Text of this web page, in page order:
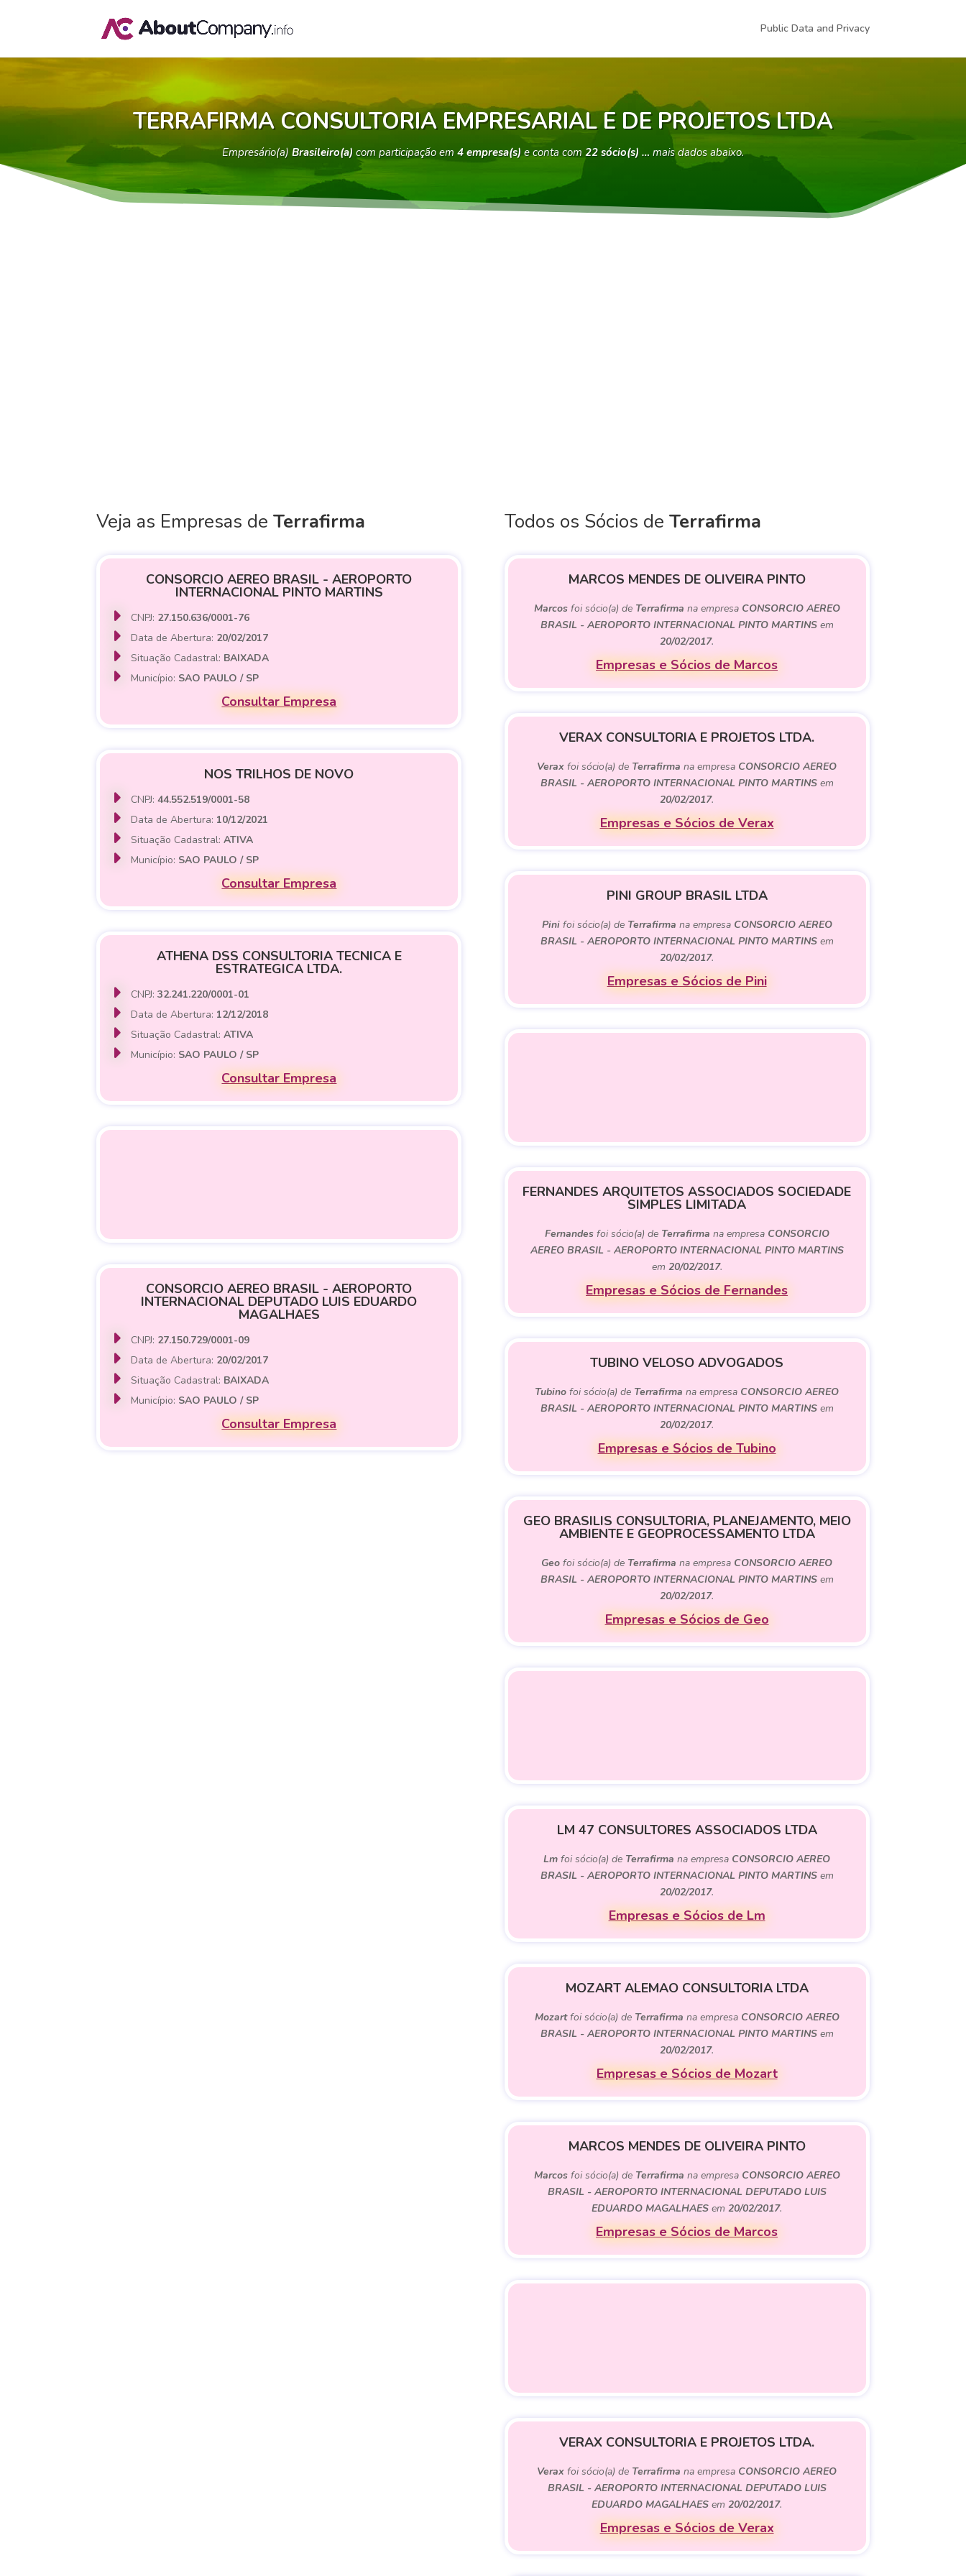
Public Data and Privacy
TERRAFIRMA CONSULTORIA EMPRESARIAL E DE PROJETOS LTDA
Empresário(a) Brasileiro(a) com participação em 4 empresa(s)e conta com 22 sócio(s) … mais dados abaixo.
Veja as Empresas deTerrafirma
CONSORCIO AEREO BRASIL - AEROPORTO
INTERNACIONAL PINTO MARTINS
CNPJ: 27.150.636/0001-76
Data de Abertura: 20/02/2017
Situação Cadastral: BAIXADA
Município: SAO PAULO / SP
Consultar Empresa
NOS TRILHOS DE NOVO
CNPJ:44.552.519/0001-58
Data de Abertura: 10/12/2021
Situação Cadastral:ATIVA
Município: SAO PAULO / SP
Consultar Empresa
ATHENA DSS CONSULTORIA TECNICA E
ESTRATEGICA LTDA.
CNPJ:32.241.220/0001-01
Data de Abertura: 12/12/2018
Situação Cadastral:ATIVA
Município: SAO PAULO / SP
Consultar Empresa
CONSORCIO AEREO BRASIL - AEROPORTO
INTERNACIONAL DEPUTADO LUIS EDUARDO
MAGALHAES
CNPJ: 27.150.729/0001-09
Data de Abertura: 20/02/2017
Situação Cadastral: BAIXADA
Município: SAO PAULO / SP
Consultar Empresa
Todos os Sócios de Terrafirma
MARCOS MENDES DE OLIVEIRA PINTO
Marcosfoi sócio(a) de Terrafirma na empresa CONSORCIO AEREO
BRASIL - AEROPORTO INTERNACIONAL PINTO MARTINSem
20/02/2017.
Empresas e Sócios de Marcos
VERAX CONSULTORIA E PROJETOS LTDA.
Verax foi sócio(a) de Terrafirma na empresa CONSORCIO AEREO
BRASIL - AEROPORTO INTERNACIONAL PINTO MARTINSem
20/02/2017.
Empresas e Sócios de Verax
PINI GROUP BRASIL LTDA
Pinifoi sócio(a) de Terrafirma na empresa CONSORCIO AEREO
BRASIL - AEROPORTO INTERNACIONAL PINTO MARTINSem
20/02/2017.
Empresas e Sócios de Pini
FERNANDES ARQUITETOS ASSOCIADOS SOCIEDADE
SIMPLES LIMITADA
Fernandesfoi sócio(a) de Terrafirma na empresa CONSORCIO
AEREO BRASIL - AEROPORTO INTERNACIONAL PINTO MARTINS
em 20/02/2017.
Empresas e Sócios de Fernandes
TUBINO VELOSO ADVOGADOS
Tubino foi sócio(a) de Terrafirma na empresa CONSORCIO AEREO
BRASIL - AEROPORTO INTERNACIONAL PINTO MARTINSem
20/02/2017.
Empresas e Sócios de Tubino
GEO BRASILIS CONSULTORIA, PLANEJAMENTO, MEIO
AMBIENTE E GEOPROCESSAMENTO LTDA
Geo foi sócio(a) de Terrafirma na empresa CONSORCIO AEREO
BRASIL - AEROPORTO INTERNACIONAL PINTO MARTINSem
20/02/2017.
Empresas e Sócios de Geo
LM 47 CONSULTORES ASSOCIADOS LTDA
Lm foi sócio(a) de Terrafirma na empresa CONSORCIO AEREO
BRASIL - AEROPORTO INTERNACIONAL PINTO MARTINSem
20/02/2017.
Empresas e Sócios de Lm
MOZART ALEMAO CONSULTORIA LTDA
Mozartfoi sócio(a) de Terrafirma na empresa CONSORCIO AEREO
BRASIL - AEROPORTO INTERNACIONAL PINTO MARTINSem
20/02/2017.
Empresas e Sócios de Mozart
MARCOS MENDES DE OLIVEIRA PINTO
Marcosfoi sócio(a) de Terrafirma na empresa CONSORCIO AEREO
BRASIL - AEROPORTO INTERNACIONAL DEPUTADO LUIS
EDUARDO MAGALHAES em20/02/2017.
Empresas e Sócios de Marcos
VERAX CONSULTORIA E PROJETOS LTDA.
Verax foi sócio(a) de Terrafirma na empresa CONSORCIO AEREO
BRASIL - AEROPORTO INTERNACIONAL DEPUTADO LUIS
EDUARDO MAGALHAES em20/02/2017.
Empresas e Sócios de Verax